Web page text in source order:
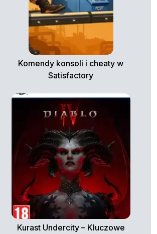
Komendy konsoli i cheaty w
Satisfactory
Kurast Undercity – Kluczowe